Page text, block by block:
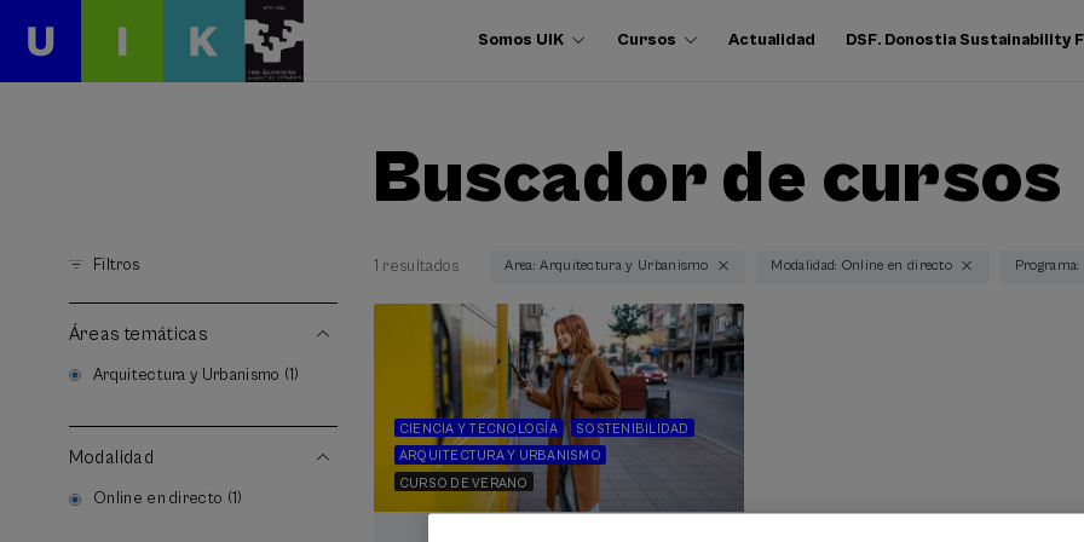
Somos UIK Cursos Actualidad DSF. Donostia Sustainability
Buscador de cursos
Filtros
Áreas temáticas
Arquitectura y Urbanismo (1)
Modalidad
Online en directo (1)
1 resultados Area: Arquitectura y Urbanismo Modalidad: Online en directo
CIENCIA Y TECNOLOGÍA
SOSTENIBILIDAD
ARQUITECTURA Y URBANISMO
CURSO DE VERANO